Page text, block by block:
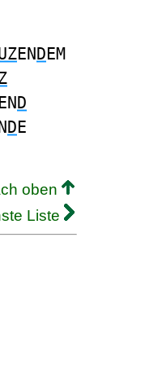
ENDEM
D
DE
oben
Liste